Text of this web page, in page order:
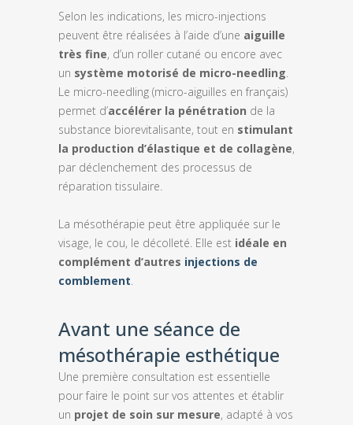
Selon les indications, les micro-injections
peuvent être réalisées à l’aide d’une aiguille
très fine, d’un roller cutané ou encore avec
un système motorisé de micro-needling
Le micro-needling (micro-aiguilles en français)
permet d’accélérer la pénétration de la
substance biorevitalisante, tout en stimulant
la production d’élastique et de collagène,
par déclenchement des processus de
réparation tissulaire.
La mésothérapie peut être appliquée sur le
visage, le cou, le décolleté. Elle est idéale en
complément d’autres injections de
comblement
Avant une séance de
mésothérapie esthétique
Une première consultation est essentielle
pour faire le point sur vos attentes et établir
un projet de soin sur mesure, adapté à vos